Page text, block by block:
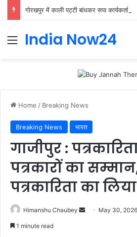
India Now24
Home / Breaking News
Breaking News भारत
गाजीपुर :
पत्रकारों का
पत्रकारिता का
Himanshu Chaubey May 30, 2026
1 minute read